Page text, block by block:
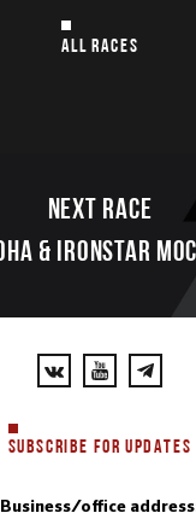
ALL RACES
Next race
& IRONSTAR
SUBSCRIBE FOR UPDATES
Business/office